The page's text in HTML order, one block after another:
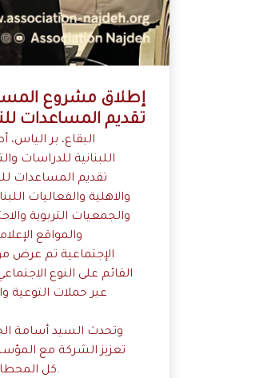
إطلاق مشروع
تقديم المساعدات
البقاع، بر
اللبنانية للدراسات
تقديم المساعدات
والاهلية والفعاليات
والجمعيات التربوية
والمواقع
الإجتماعية تم عرض
القائم على النوع
عبر حملات التوعية
وتحدث السيد أسامة
تعزيز الشركة مع
كل المحطات التاريخية ودورها المميز وانه المجلس البلدي بصدد تشكيل لجنة للمرأة.